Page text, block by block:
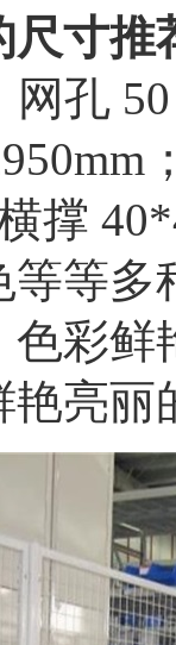
尺寸推
网孔
撑
等
色彩
亮丽